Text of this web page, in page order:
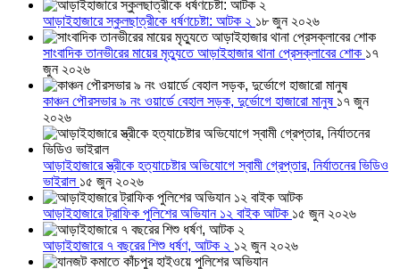
আড়াইহাজারে স্কুলছাত্রীকে ধর্ষণচেষ্টা: আটক ২ ১৮ জুন ২০২৬
সাংবাদিক তানভীরের মায়ের মৃত্যুতে আড়াইহাজার থানা প্রেসক্লাবের শোক ১৭
জুন ২০২৬
কাঞ্চন পৌরসভার ৯ নং ওয়ার্ডে বেহাল সড়ক, দুর্ভোগে হাজারো মানুষ ১৭ জুন
২০২৬
আড়াইহাজারে স্ত্রীকে হত্যাচেষ্টার অভিযোগে স্বামী গ্রেপ্তার, নির্যাতনের ভিডিও
ভাইরাল ১৫ জুন ২০২৬
আড়াইহাজারে ট্রাফিক পুলিশের অভিযান ১২ বাইক আটক ১৫ জুন ২০২৬
আড়াইহাজারে ৭ বছরের শিশু ধর্ষণ, আটক ২ ১২ জুন ২০২৬